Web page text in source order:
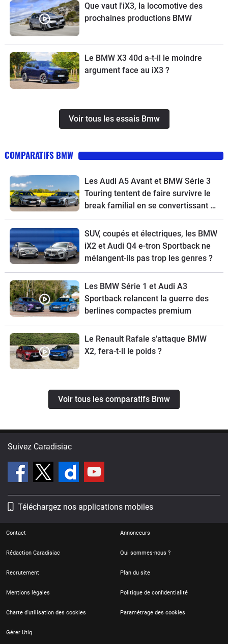
Que vaut l'iX3, la locomotive des
prochaines productions BMW
Le BMW X3 40d a-t-il le moindre
argument face au iX3 ?
Voir tous les essais Bmw
COMPARATIFS BMW
Les Audi A5 Avant et BMW Série 3
Touring tentent de faire survivre le
break familial en se convertissant à
l’écologie
SUV, coupés et électriques, les BMW
iX2 et Audi Q4 e-tron Sportback ne
mélangent-ils pas trop les genres ?
Les BMW Série 1 et Audi A3
Sportback relancent la guerre des
berlines compactes premium
Le Renault Rafale s'attaque BMW
X2, fera-t-il le poids ?
Voir tous les comparatifs Bmw
Suivez Caradisiac
Téléchargez nos applications mobiles
Contact Annonceurs
Rédaction Caradisiac Qui sommes-nous ?
Recrutement Plan du site
Mentions légales Politique de confidentialité
Charte d'utilisation des cookies Paramétrage des cookies
Gérer Utiq